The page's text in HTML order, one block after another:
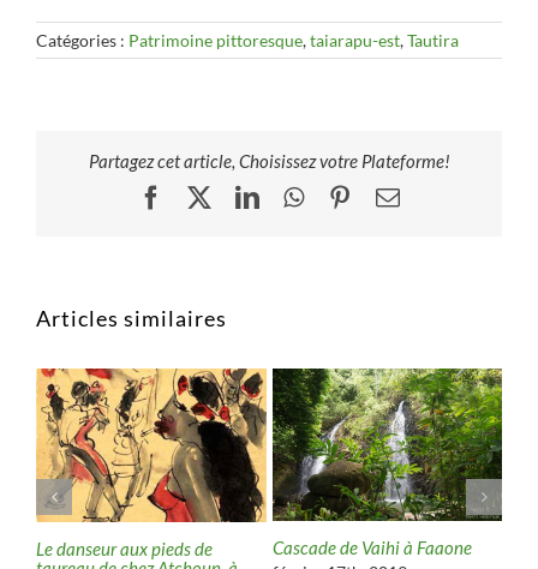
Catégories : Patrimoine pittoresque,taiarapu-est,Tautira
Partagez cet article, Choisissez votre Plateforme!
Facebook
X LinkedInWhatsApp
Pinterest
Email
Articles similaires
Le danseur aux pieds de
Cascade de Vaihi à Faaone